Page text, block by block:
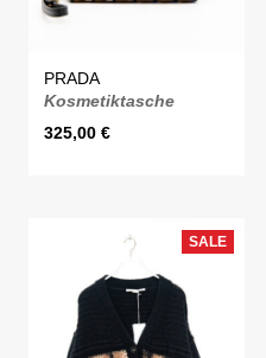
PRADA
Kosmetiktasche
325,00 €
SALE